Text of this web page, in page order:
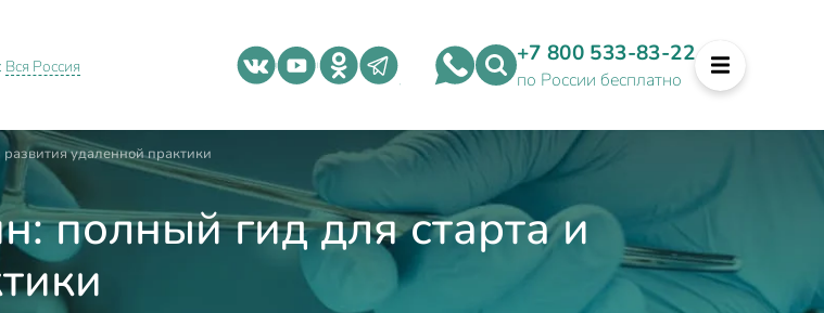
Вся Россия +7 800 533-83-22
по России бесплатно
удаленной практики
полный гид для старта и